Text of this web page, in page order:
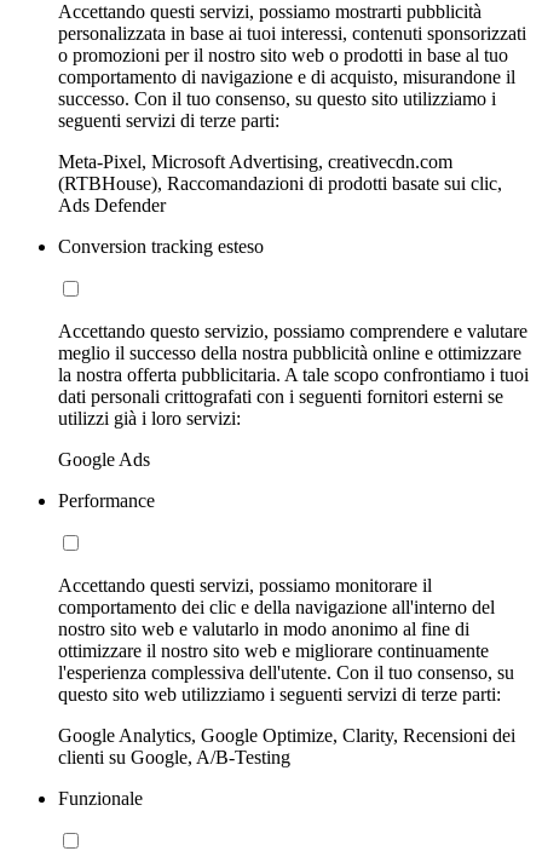
Accettando questi servizi, possiamo mostrarti pubblicità
personalizzata in base ai tuoi interessi, contenuti sponsorizzati
o promozioni per il nostro sito web o prodotti in base al tuo
comportamento di navigazione e di acquisto, misurandone il
successo. Con il tuo consenso, su questo sito utilizziamo i
seguenti servizi di terze parti:
Meta-Pixel, Microsoft Advertising, creativecdn.com
(RTBHouse), Raccomandazioni di prodotti basate sui clic,
Ads Defender
Conversion tracking esteso
Accettando questo servizio, possiamo comprendere e valutare
meglio il successo della nostra pubblicità online e ottimizzare
la nostra offerta pubblicitaria. A tale scopo confrontiamo i tuoi
dati personali crittografati con i seguenti fornitori esterni se
utilizzi già i loro servizi:
Google Ads
Performance
Accettando questi servizi, possiamo monitorare il
comportamento dei clic e della navigazione all'interno del
nostro sito web e valutarlo in modo anonimo al fine di
ottimizzare il nostro sito web e migliorare continuamente
l'esperienza complessiva dell'utente. Con il tuo consenso, su
questo sito web utilizziamo i seguenti servizi di terze parti:
Google Analytics, Google Optimize, Clarity, Recensioni dei
clienti su Google, A/B-Testing
Funzionale